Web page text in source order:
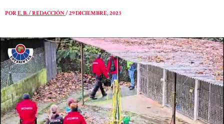
PORE. B. / REDACCIÓN/29 DICIEMBRE, 2023